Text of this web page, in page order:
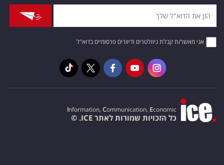
אני מאשר/ת קבלת ניוזלטרים ודיוורים פרסומיים בדוא"ל
Information, Communication, Economic
כל הזכויות שמורות לאתר ICE. ©